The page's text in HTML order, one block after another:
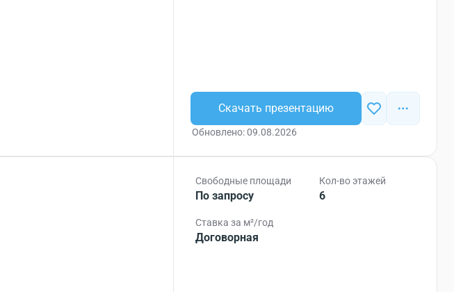
Скачать презентацию
Обновлено: 09.08.2026
Свободные площади
По запросу
Кол-во этажей
6
Ставка за м²/год
Договорная